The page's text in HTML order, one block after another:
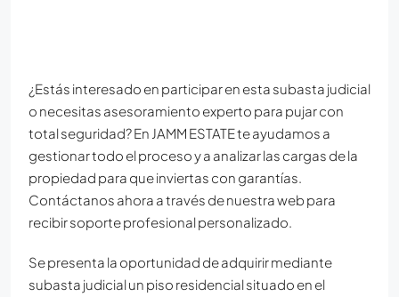
¿Estás interesado en participar en esta subasta judicial
o necesitas asesoramiento experto para pujar con
total seguridad? En JAMM ESTATE te ayudamos a
gestionar todo el proceso y a analizar las cargas de la
propiedad para que inviertas con garantías.
Contáctanos ahora a través de nuestra web para
recibir soporte profesional personalizado.
Se presenta la oportunidad de adquirir mediante
subasta judicial un piso residencial situado en el